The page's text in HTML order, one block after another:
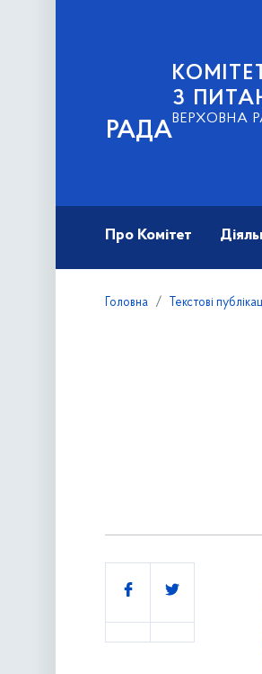
РАДА
З
ВЕРХОВНА
Про Комітет
Головна Текстові
Поділитись